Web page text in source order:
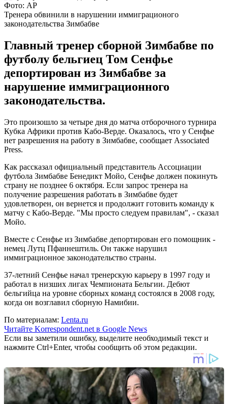
Фото: АР
Тренера обвинили в нарушении иммиграционого
законодательства Зимбабве
Главный тренер сборной Зимбабве по
футболу бельгиец Том Сенфье
депортирован из Зимбабве за
нарушение иммиграционного
законодательства.
Это произошло за четыре дня до матча отборочного турнира
Кубка Африки против Кабо-Верде. Оказалось, что у Сенфье
нет разрешения на работу в Зимбабве, сообщает Associated
Press.
Как рассказал официальный представитель Ассоциации
футбола Зимбабве Бенедикт Мойо, Сенфье должен покинуть
страну не позднее 6 октября. Если запрос тренера на
получение разрешения работать в Зимбабве будет
удовлетворен, он вернется и продолжит готовить команду к
матчу с Кабо-Верде. "Мы просто следуем правилам", - сказал
Мойо.
Вместе с Сенфье из Зимбабве депортирован его помощник -
немец Лутц Пфаннештиль. Он также нарушил
иммиграционное законодательство страны.
37-летний Сенфье начал тренерскую карьеру в 1997 году и
работал в низших лигах Чемпионата Бельгии. Дебют
бельгийца на уровне сборных команд состоялся в 2008 году,
когда он возглавил сборную Намибии.
По материалам: Lenta.ru
Читайте Korrespondent.net в Google News
Если вы заметили ошибку, выделите необходимый текст и
нажмите Ctrl+Enter, чтобы сообщить об этом редакции.